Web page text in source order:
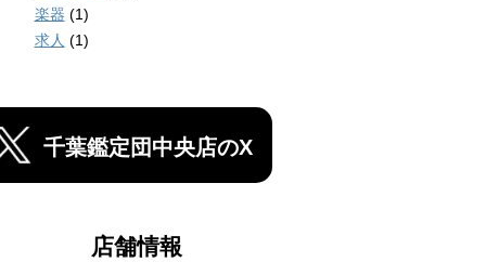
楽器 (1)
求人 (1)
千葉鑑定団中央店のX
店舗情報